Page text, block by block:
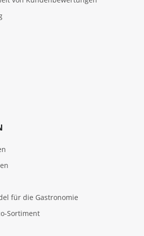
für die Gastronomie
Sortiment